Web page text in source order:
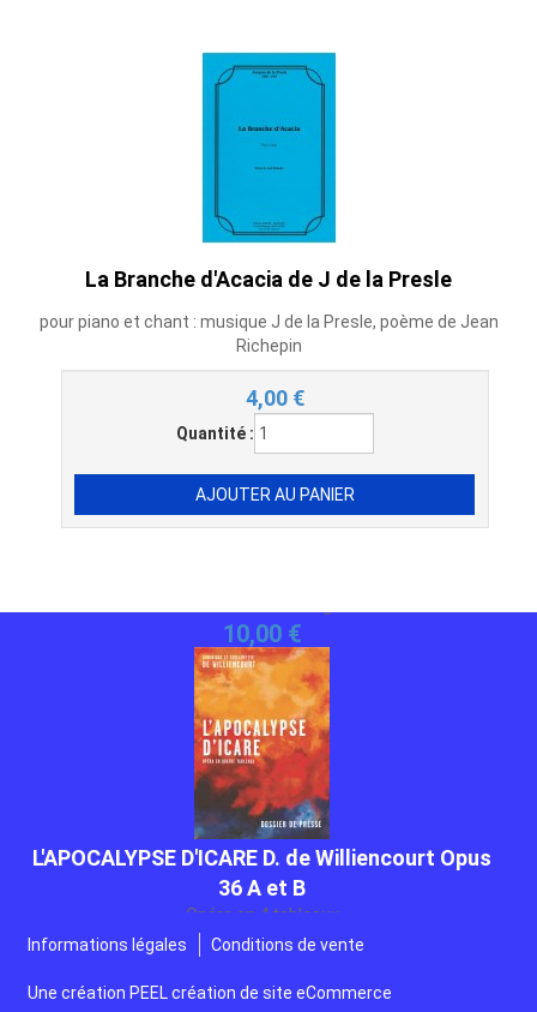
La Branche d'Acacia de J de la Presle
pour piano et chant : musique J de la Presle, poème de Jean
Richepin
4,00 €
Quantité :
L'APOCALYPSE D'ICARE D. de Williencourt Opus
36 A et B
Opéra en 4 tableaux
Gratuit
Informations légales Conditions de vente
Une création PEEL création de site eCommerce